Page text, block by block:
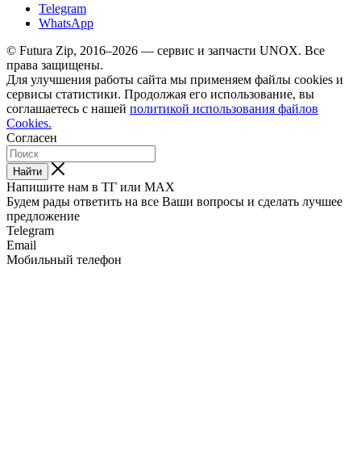
Telegram
WhatsApp
© Futura Zip, 2016–2026 — сервис и запчасти UNOX. Все
права защищены.
Для улучшения работы сайта мы применяем файлы cookies и
сервисы статистики. Продолжая его использование, вы
соглашаетесь с нашей политикой использования файлов
Cookies.
Согласен
Найти
Напишите нам в ТГ или MAX
Будем рады ответить на все Ваши вопросы и сделать лучшее
предложение
Telegram
Email
Мобильный телефон